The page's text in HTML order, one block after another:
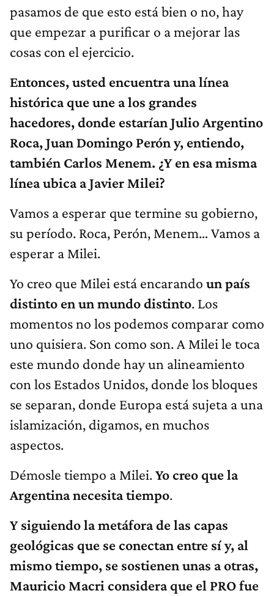
pasamos de que esto está bien o no, hay
que empezar a purificar o a mejorar las
cosas con el ejercicio.
Entonces, usted encuentra una línea
histórica que une a los grandes
hacedores, donde estarían Julio Argentino
Roca, Juan Domingo Perón y, entiendo,
también Carlos Menem. ¿Y en esa misma
línea ubica a Javier Milei?
Vamos a esperar que termine su gobierno,
su período. Roca, Perón, Menem… Vamos a
esperar a Milei.
Yo creo que Milei está encarando un país
distinto en un mundo distinto. Los
momentos no los podemos comparar como
uno quisiera. Son como son. A Milei le toca
este mundo donde hay un alineamiento
con los Estados Unidos, donde los bloques
se separan, donde Europa está sujeta a una
islamización, digamos, en muchos
aspectos.
Démosle tiempo a Milei.Yo creo que la
Argentina necesita tiempo.
Y siguiendo la metáfora de las capas
geológicas que se conectan entre sí y, al
mismo tiempo, se sostienen unas a otras,
Mauricio Macri considera que el PRO fue